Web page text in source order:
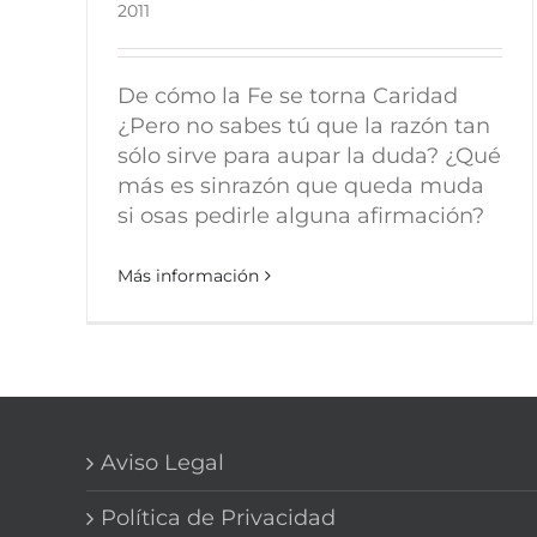
2011
De cómo la Fe se torna Caridad
¿Pero no sabes tú que la razón tan
sólo sirve para aupar la duda? ¿Qué
más es sinrazón que queda muda
si osas pedirle alguna afirmación?
Más información
Aviso Legal
Política de Privacidad